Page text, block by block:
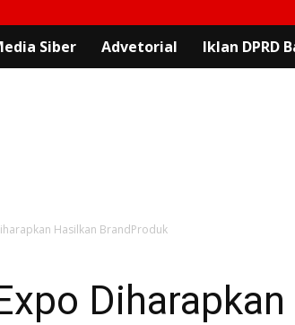
Siber Advetorial Iklan DPRD
Hasilkan BrandProduk